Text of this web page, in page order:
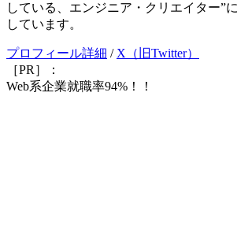
している、エンジニア・クリエイター”
しています。
プロフィール詳細 / X（旧Twitter）
［PR］：
Web系企業就職率94%！！